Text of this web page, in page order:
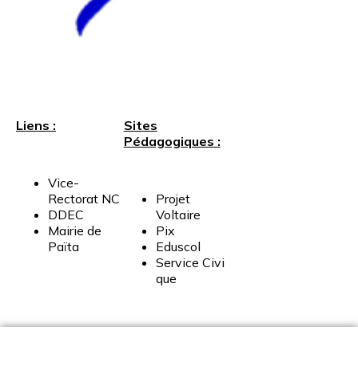
Liens :
Vice-
Rectorat NC
DDEC
Mairie de
Païta
Sites
Pédagogiques :
Projet
Voltaire
Pix
Eduscol
Service Civi
que